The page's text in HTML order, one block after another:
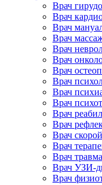
Врач
Врач
Врач
Врач
Врач
Врач
Врач
Врач
Врач
Врач
Врач
Врач
Врач
Врач
Врач
Врач УЗИ-
Врач